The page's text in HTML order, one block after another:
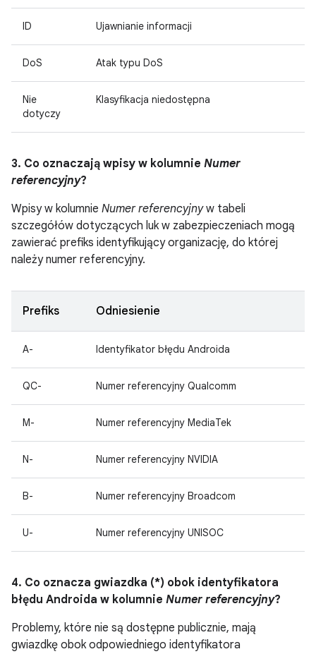
ID Ujawnianie informacji
DoS Atak typu DoS
Nie
dotyczy
Klasyfikacja niedostępna
3. Co oznaczają wpisy w kolumnie Numer
referencyjny?
Wpisy w kolumnie Numer referencyjnyw tabeli
szczegółów dotyczących luk w zabezpieczeniach mogą
zawierać prefiks identyfikujący organizację, do której
należy numer referencyjny.
Prefiks Odniesienie
A- Identyfikator błędu Androida
QC- Numer referencyjny Qualcomm
M- Numer referencyjny MediaTek
N- Numer referencyjny NVIDIA
B- Numer referencyjny Broadcom
U- Numer referencyjny UNISOC
4. Co oznacza gwiazdka (*) obok identyfikatora
błędu Androida w kolumnie Numer referencyjny?
Problemy, które nie są dostępne publicznie, mają
gwiazdkę obok odpowiedniego identyfikatora